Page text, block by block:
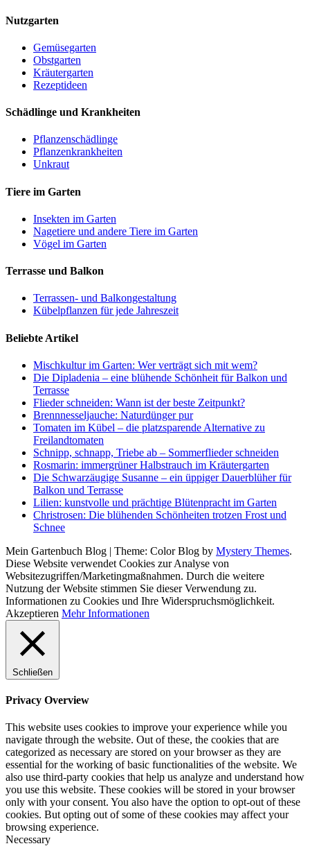
Nutzgarten
Gemüsegarten
Obstgarten
Kräutergarten
Rezeptideen
Schädlinge und Krankheiten
Pflanzenschädlinge
Pflanzenkrankheiten
Unkraut
Tiere im Garten
Insekten im Garten
Nagetiere und andere Tiere im Garten
Vögel im Garten
Terrasse und Balkon
Terrassen- und Balkongestaltung
Kübelpflanzen für jede Jahreszeit
Beliebte Artikel
Mischkultur im Garten: Wer verträgt sich mit wem?
Die Dipladenia – eine blühende Schönheit für Balkon und
Terrasse
Flieder schneiden: Wann ist der beste Zeitpunkt?
Brennnesseljauche: Naturdünger pur
Tomaten im Kübel – die platzsparende Alternative zu
Freilandtomaten
Schnipp, schnapp, Triebe ab – Sommerflieder schneiden
Rosmarin: immergrüner Halbstrauch im Kräutergarten
Die Schwarzäugige Susanne – ein üppiger Dauerblüher für
Balkon und Terrasse
Lilien: kunstvolle und prächtige Blütenpracht im Garten
Christrosen: Die blühenden Schönheiten trotzen Frost und
Schnee
Mein Gartenbuch Blog | Theme: Color Blog by Mystery Themes.
Diese Website verwendet Cookies zur Analyse von
Websitezugriffen/Marketingmaßnahmen. Durch die weitere
Nutzung der Website stimmen Sie dieser Verwendung zu.
Informationen zu Cookies und Ihre Widerspruchsmöglichkeit.
Akzeptieren Mehr Informationen
Schließen
Privacy Overview
This website uses cookies to improve your experience while you
navigate through the website. Out of these, the cookies that are
categorized as necessary are stored on your browser as they are
essential for the working of basic functionalities of the website. We
also use third-party cookies that help us analyze and understand how
you use this website. These cookies will be stored in your browser
only with your consent. You also have the option to opt-out of these
cookies. But opting out of some of these cookies may affect your
browsing experience.
Necessary